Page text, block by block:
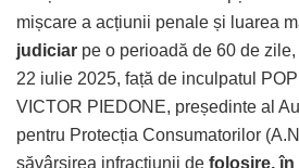
mișcare a acțiunii penale și luarea
judiciar pe o perioadă de 60 de
22 iulie 2025, față de inculpatul
VICTOR PIEDONE, președinte al
pentru Protecția Consumatorilor
săvârșirea infracțiunii de folosire, în